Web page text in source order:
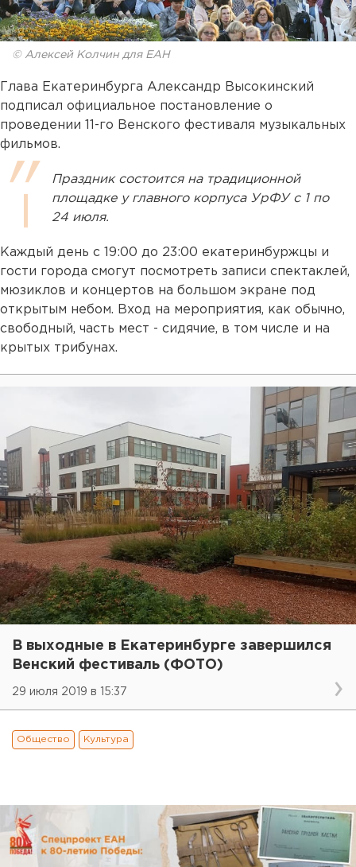
© Алексей Колчин для ЕАН
Глава Екатеринбурга Александр Высокинский
подписал официальное постановление о
проведении 11-го Венского фестиваля музыкальных
фильмов.
Праздник состоится на традиционной
площадке у главного корпуса УрФУ с 1 по
24 июля.
Каждый день с 19:00 до 23:00 екатеринбуржцы и
гости города смогут посмотреть записи спектаклей,
мюзиклов и концертов на большом экране под
открытым небом. Вход на мероприятия, как обычно,
свободный, часть мест - сидячие, в том числе и на
крытых трибунах.
В выходные в Екатеринбурге завершился
Венский фестиваль (ФОТО)
29 июля 2019 в 15:37
Общество Культура